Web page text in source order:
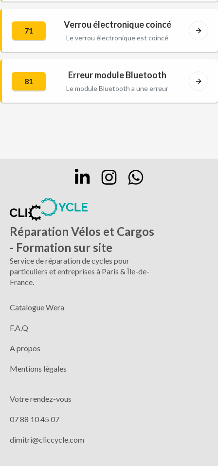
71
Verrou électronique coincé
Le verrou électronique est coincé
81
Erreur module Bluetooth
Le module Bluetooth a une erreur
Réparation Vélos et Cargos
- Formation sur site
Service de réparation de cycles pour
particuliers et entreprises à Paris & Île-de-
France.
Catalogue Wera
F.A.Q
A propos
Mentions légales
Votre rendez-vous
07 88 10 45 07
dimitri@cliccycle.com